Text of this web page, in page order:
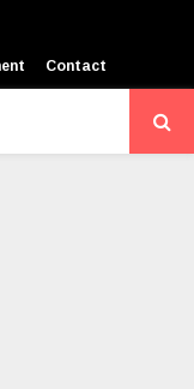
Contact